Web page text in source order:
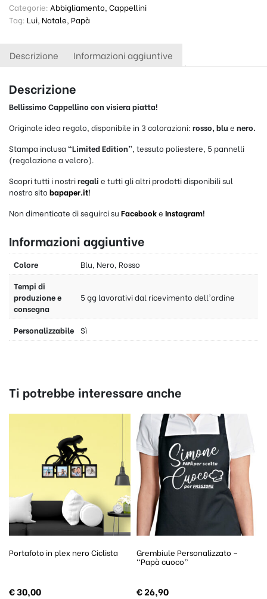
Categorie: Abbigliamento, Cappellini
Tag: Lui Natale Papà
Descrizione Informazioni aggiuntive
Descrizione
Bellissimo Cappellino con visiera piatta!
Originale idea regalo, disponibile in 3 colorazioni: rosso, blu e nero.
Stampa inclusa “Limited Edition”, tessuto poliestere, 5 pannelli
(regolazione a velcro).
Scopri tutti i nostriregali e tutti gli altri prodotti disponibili sul
nostro sito bapaper.it!
Non dimenticate di seguirci su Facebooke Instagram!
Informazioni aggiuntive
Colore
Blu, Nero, Rosso
Tempi di
produzione e
consegna
5 gg lavorativi dal ricevimento dell'ordine
Personalizzabile Sì
Ti potrebbe interessare anche
Portafoto in plex nero Ciclista
€30,00
Grembiule Personalizzato –
“Papà cuoco”
€26,90